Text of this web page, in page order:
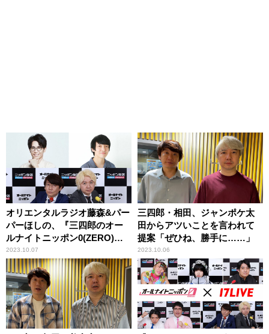
オリエンタルラジオ藤森&パー
パーほしの、『三四郎のオー
ルナイトニッポン0(ZERO)』
に生登場！
2023.10.07
三四郎・相田、ジャンポケ太
田からアツいことを言われて
提案「ぜひね、勝手に……」
2023.10.06